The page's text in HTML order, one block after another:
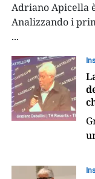
Adriano Apicella
Analizzando i
...